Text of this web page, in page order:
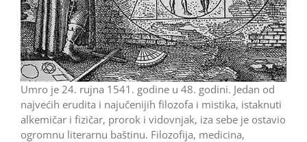
Umro je 24. rujna 1541. godine u 48. godini. Jedan od
najvećih erudita i najučenijih filozofa i mistika, istaknuti
alkemičar i fizičar, prorok i vidovnjak, iza sebe je ostavio
ogromnu literarnu baštinu. Filozofija, medicina,